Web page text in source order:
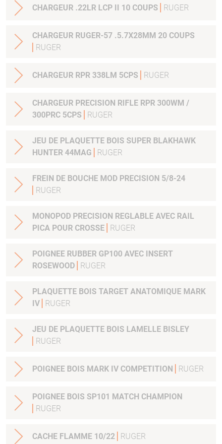
CHARGEUR .22LR LCP II 10 COUPS RUGER
CHARGEUR RUGER-57 .5.7X28MM 20 COUPS
RUGER
CHARGEUR RPR 338LM 5CPS RUGER
CHARGEUR PRECISION RIFLE RPR 300WM /
300PRC 5CPS
RUGER
JEU DE PLAQUETTE BOIS SUPER BLAKHAWK
HUNTER 44MAG
RUGER
FREIN DE BOUCHE MOD PRECISION 5/8-24
RUGER
MONOPOD PRECISION REGLABLE AVEC RAIL
PICA POUR CROSSE
RUGER
POIGNEE RUBBER GP100 AVEC INSERT
ROSEWOOD
RUGER
PLAQUETTE BOIS TARGET ANATOMIQUE MARK
IV
RUGER
JEU DE PLAQUETTE BOIS LAMELLE BISLEY
RUGER
POIGNEE BOIS MARK IV COMPETITION RUGER
POIGNEE BOIS SP101 MATCH CHAMPION
RUGER
CACHE FLAMME 10/22 RUGER